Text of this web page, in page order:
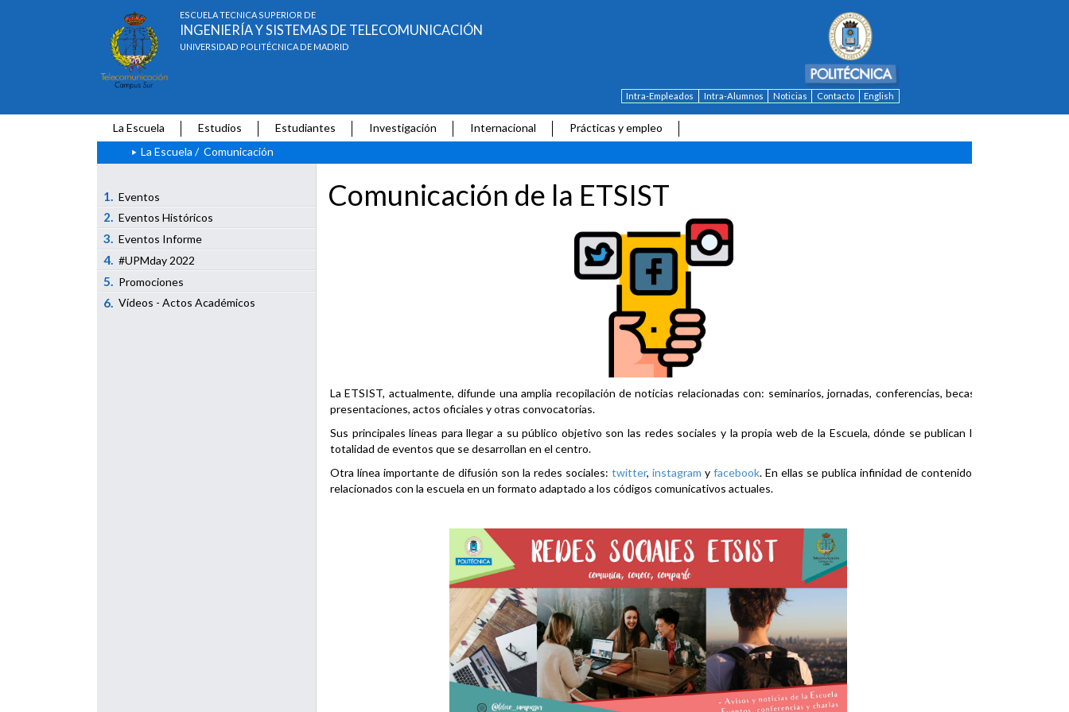
ESCUELA TÉCNICA SUPERIOR DE
INGENIERÍA Y SISTEMAS DE TELECOMUNICACIÓN
UNIVERSIDAD POLITÉCNICA DE MADRID
Intra-Empleados Intra-Alumnos Noticias Contacto English
La Escuela Estudios Estudiantes Investigación Internacional
Prácticas y empleo
La Escuela / Comunicación
1. Eventos
2. Eventos Históricos
3. Eventos Informe
4. #UPMday 2022
5. Promociones
6. Vídeos - Actos Académicos
Comunicación de la ETSIST
La ETSIST, actualmente, difunde una amplia recopilación de noticias relacionadas con: seminarios, jornadas, conferencias, becas,
presentaciones, actos oficiales y otras convocatorias.
Sus principales líneas para llegar a su público objetivo son las redes sociales y la propia web de la Escuela, dónde se publican la
totalidad de eventos que se desarrollan en el centro.
Otra línea importante de difusión son la redes sociales: twitter, instagram y facebook. En ellas se publica infinidad de contenidos
relacionados con la escuela en un formato adaptado a los códigos comunicativos actuales.